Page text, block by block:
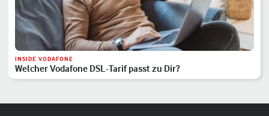
INSIDE VODAFONE
Welcher Vodafone DSL-Tarif passt zu Dir?